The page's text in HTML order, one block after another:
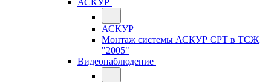
АСКУР
АСКУР
Монтаж системы АСКУР СРТ в ТСЖ
"2005"
Видеонаблюдение